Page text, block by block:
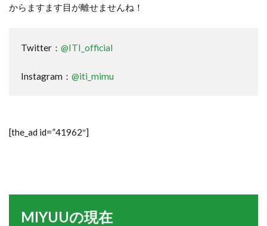
からますます目が離せませんね！
Twitter： @ITI_official
Instagram： @iti_mimu
[the_ad id=”41962″]
MIYUUの現在